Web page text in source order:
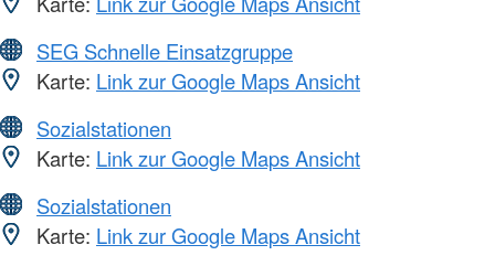
SEG Schnelle Einsatzgruppe
Karte: Link zur Google Maps Ansicht
Sozialstationen
Karte: Link zur Google Maps Ansicht
Sozialstationen
Karte: Link zur Google Maps Ansicht